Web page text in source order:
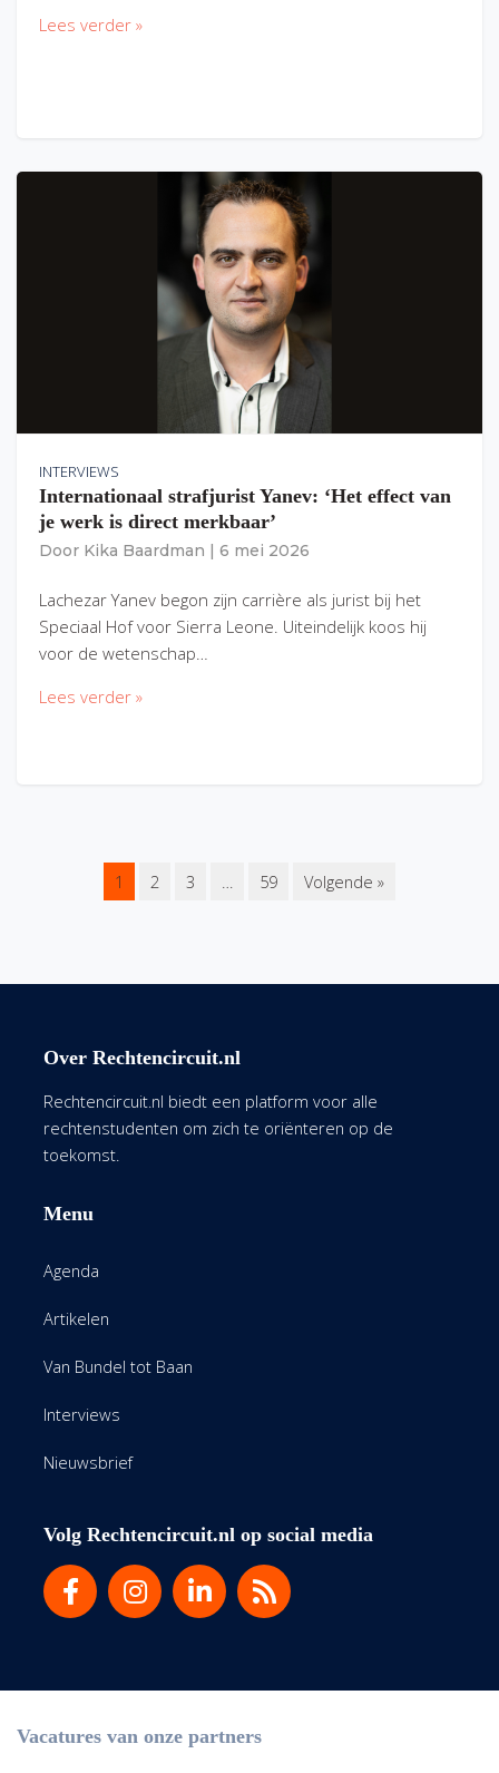
Lees verder »
INTERVIEWS
Internationaal strafjurist Yanev: ‘Het effect van
je werk is direct merkbaar’
Door Kika Baardman 6 mei 2026
Lachezar Yanev begon zijn carrière als jurist bij het
Speciaal Hof voor Sierra Leone. Uiteindelijk koos hij
voor de wetenschap…
Lees verder »
1 2 3 … 59 Volgende »
Over Rechtencircuit.nl
Rechtencircuit.nl biedt een platform voor alle
rechtenstudenten om zich te oriënteren op de
toekomst.
Menu
Agenda
Artikelen
Van Bundel tot Baan
Interviews
Nieuwsbrief
Volg Rechtencircuit.nl op social media
Vacatures van onze partners